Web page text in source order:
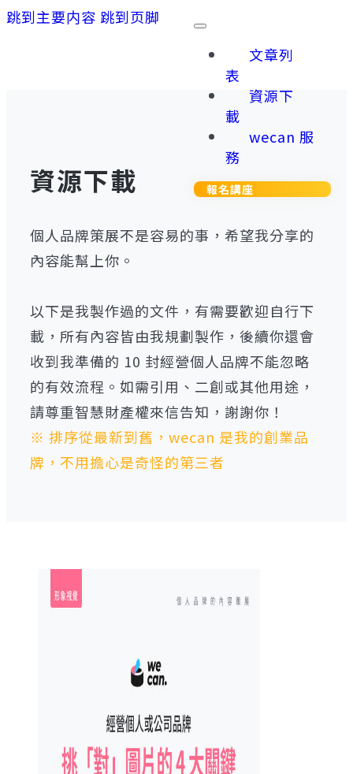
跳到主要内容 跳到页脚
文章列
表
資源下
載
wecan 服
務
報名講座
資源下載
個人品牌策展不是容易的事，希望我分享的
內容能幫上你。
以下是我製作過的文件，有需要歡迎自行下
載，所有內容皆由我規劃製作，後續你還會
收到我準備的 10 封經營個人品牌不能忽略
的有效流程。如需引用、二創或其他用途，
請尊重智慧財產權來信告知，謝謝你！
※ 排序從最新到舊，wecan 是我的創業品
牌，不用擔心是奇怪的第三者